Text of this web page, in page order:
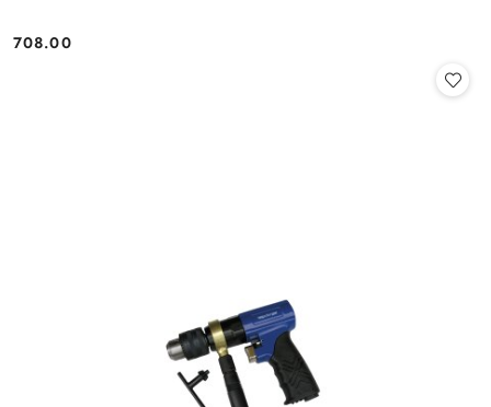
Cena:
708.00